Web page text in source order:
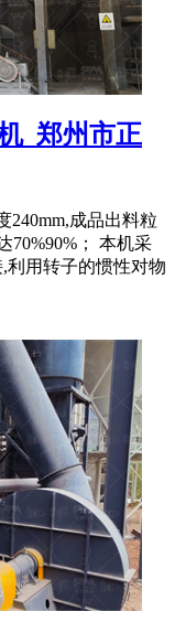
_郑州市正
240mm,成品出料粒
70%90%； 本机采
利用转子的惯性对物